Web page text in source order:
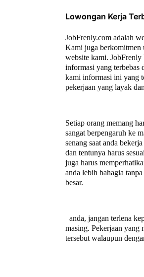
Lowongan Kerja
JobFrenly.com adalah
Kami juga berkomitmen
website kami. JobFrenly
informasi yang terbebas
kami informasi ini yang
pekerjaan yang layak
Setiap orang memang
sangat berpengaruh ke
senang saat anda
dan tentunya harus
juga harus
anda lebih bahagia
besar.
anda, jangan terlena
masing. Pekerjaan yang
tersebut walaupun